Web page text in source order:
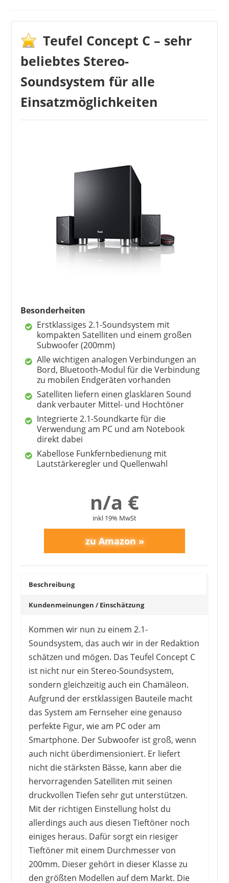
Teufel Concept C – sehr
beliebtes Stereo-
Soundsystem für alle
Einsatzmöglichkeiten
Besonderheiten
Erstklassiges 2.1-Soundsystem mit
kompakten Satelliten und einem großen
Subwoofer (200mm)
Alle wichtigen analogen Verbindungen an
Bord, Bluetooth-Modul für die Verbindung
zu mobilen Endgeräten vorhanden
Satelliten liefern einen glasklaren Sound
dank verbauter Mittel- und Hochtöner
Integrierte 2.1-Soundkarte für die
Verwendung am PC und am Notebook
direkt dabei
Kabellose Funkfernbedienung mit
Lautstärkeregler und Quellenwahl
n/a €
inkl 19% MwSt
Beschreibung
Kundenmeinungen / Einschätzung
Kommen wir nun zu einem 2.1-
Soundsystem, das auch wir in der Redaktion
schätzen und mögen. Das Teufel Concept C
ist nicht nur ein Stereo-Soundsystem,
sondern gleichzeitig auch ein Chamäleon.
Aufgrund der erstklassigen Bauteile macht
das System am Fernseher eine genauso
perfekte Figur, wie am PC oder am
Smartphone. Der Subwoofer ist groß, wenn
auch nicht überdimensioniert. Er liefert
nicht die stärksten Bässe, kann aber die
hervorragenden Satelliten mit seinen
druckvollen Tiefen sehr gut unterstützen.
Mit der richtigen Einstellung holst du
allerdings auch aus diesen Tieftöner noch
einiges heraus. Dafür sorgt ein riesiger
Tieftöner mit einem Durchmesser von
200mm. Dieser gehört in dieser Klasse zu
den größten Modellen auf dem Markt. Die